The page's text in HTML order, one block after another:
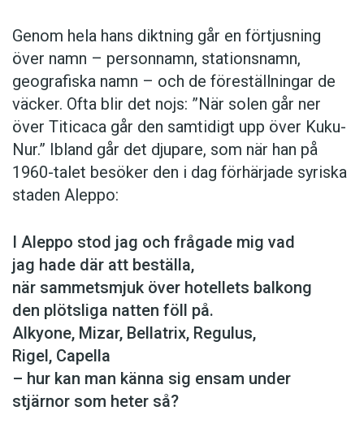
Genom hela hans diktning går en förtjusning
över namn – personnamn, stationsnamn,
geografiska namn – och de föreställningar de
väcker. Ofta blir det nojs: ”När solen går ner
över Titicaca går den samtidigt upp över Kuku-
Nur.” Ibland går det djupare, som när han på
1960-talet besöker den i dag förhärjade syriska
staden Aleppo:
I Aleppo stod jag och frågade mig vad
jag hade där att beställa,
när sammetsmjuk över hotellets balkong
den plötsliga natten föll på.
Alkyone, Mizar, Bellatrix, Regulus,
Rigel, Capella
– hur kan man känna sig ensam under
stjärnor som heter så?